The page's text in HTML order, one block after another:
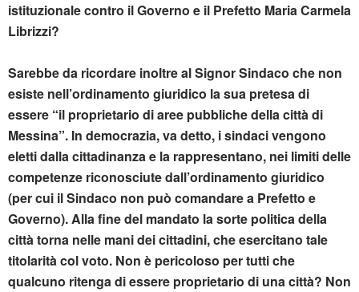
istituzionale contro il Governo e il Prefetto Maria Carmela
Librizzi?
Sarebbe da ricordare inoltre al Signor Sindaco che non
esiste nell’ordinamento giuridico la sua pretesa di
essere “il proprietario di aree pubbliche della città di
Messina”. In democrazia, va detto, i sindaci vengono
eletti dalla cittadinanza e la rappresentano, nei limiti delle
competenze riconosciute dall’ordinamento giuridico
(per cui il Sindaco non può comandare a Prefetto e
Governo). Alla fine del mandato la sorte politica della
città torna nelle mani dei cittadini, che esercitano tale
titolarità col voto. Non è pericoloso per tutti che
qualcuno ritenga di essere proprietario di una città? Non